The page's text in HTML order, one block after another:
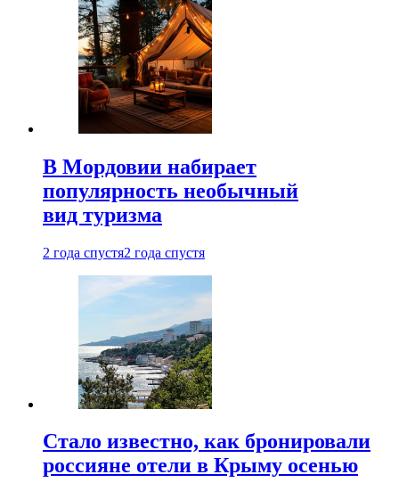
В Мордовии набирает
популярность необычный
вид туризма
2 года спустя2 года спустя
Стало известно, как бронировали
россияне отели в Крыму осенью